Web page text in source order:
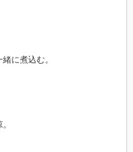
に煮込む。